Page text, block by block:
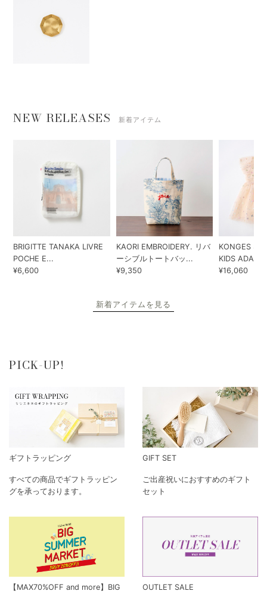
NEW RELEASES 新着アイテム
BRIGITTE TANAKA LIVRE
POCHE E...
¥6,600
KAORI EMBROIDERY. リバ
ーシブルトートバッ...
¥9,350
KONGES
KIDS ADA...
¥16,060
新着アイテムを見る
PICK-UP!
ギフトラッピング
すべての商品でギフトラッピン
グを承っております。
GIFT SET
ご出産祝いにおすすめのギフト
セット
【MAX70%OFF and more】BIG
OUTLET SALE